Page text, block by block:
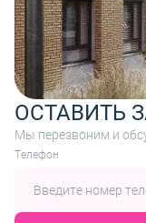
ОСТАВИТЬ
Мы перезвоним и
Tелефон